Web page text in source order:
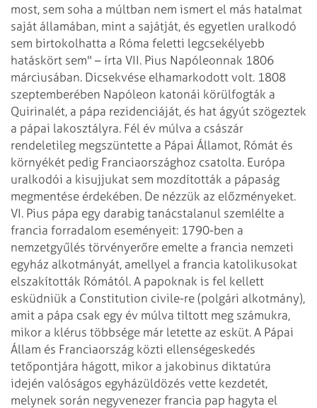
most, sem soha a múltban nem ismert el más hatalmat
saját államában, mint a sajátját, és egyetlen uralkodó
sem birtokolhatta a Róma feletti legcsekélyebb
hatáskört sem" – írta VII. Pius Napóleonnak 1806
márciusában. Dicsekvése elhamarkodott volt. 1808
szeptemberében Napóleon katonái körülfogták a
Quirinalét, a pápa rezidenciáját, és hat ágyút szögeztek
a pápai lakosztályra. Fél év múlva a császár
rendeletileg megszüntette a Pápai Államot, Rómát és
környékét pedig Franciaországhoz csatolta. Európa
uralkodói a kisujjukat sem mozdították a pápaság
megmentése érdekében. De nézzük az előzményeket.
VI. Pius pápa egy darabig tanácstalanul szemlélte a
francia forradalom eseményeit: 1790-ben a
nemzetgyűlés törvényerőre emelte a francia nemzeti
egyház alkotmányát, amellyel a francia katolikusokat
elszakították Rómától. A papoknak is fel kellett
esküdniük a Constitution civile-re (polgári alkotmány),
amit a pápa csak egy év múlva tiltott meg számukra,
mikor a klérus többsége már letette az esküt. A Pápai
Állam és Franciaország közti ellenségeskedés
tetőpontjára hágott, mikor a jakobinus diktatúra
idején valóságos egyházüldözés vette kezdetét,
melynek során negyvenezer francia pap hagyta el